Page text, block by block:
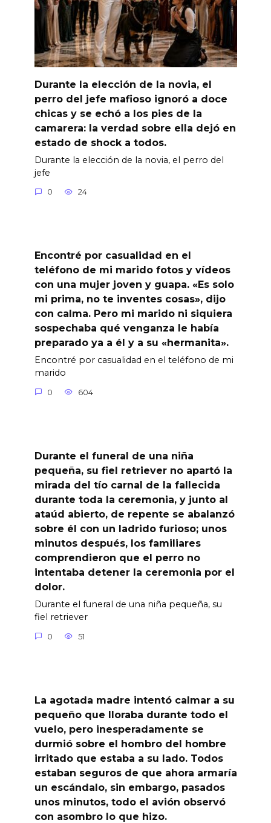
Durante la elección de la novia, el
perro del jefe mafioso ignoró a doce
chicas y se echó a los pies de la
camarera: la verdad sobre ella dejó en
estado de shock a todos.
Durante la elección de la novia, el perro del
jefe
0 24
Encontré por casualidad en el
teléfono de mi marido fotos y vídeos
con una mujer joven y guapa. «Es solo
mi prima, no te inventes cosas», dijo
con calma. Pero mi marido ni siquiera
sospechaba qué venganza le había
preparado ya a él y a su «hermanita».
Encontré por casualidad en el teléfono de mi
marido
0 604
Durante el funeral de una niña
pequeña, su fiel retriever no apartó la
mirada del tío carnal de la fallecida
durante toda la ceremonia, y junto al
ataúd abierto, de repente se abalanzó
sobre él con un ladrido furioso; unos
minutos después, los familiares
comprendieron que el perro no
intentaba detener la ceremonia por el
dolor.
Durante el funeral de una niña pequeña, su
fiel retriever
0 51
La agotada madre intentó calmar a su
pequeño que lloraba durante todo el
vuelo, pero inesperadamente se
durmió sobre el hombro del hombre
irritado que estaba a su lado. Todos
estaban seguros de que ahora armaría
un escándalo, sin embargo, pasados
unos minutos, todo el avión observó
con asombro lo que hizo.